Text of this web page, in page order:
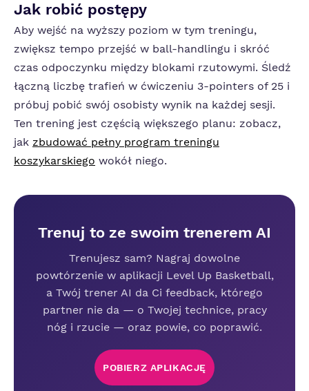
Jak robić postępy
Aby wejść na wyższy poziom w tym treningu,
zwiększ tempo przejść w ball-handlingu i skróć
czas odpoczynku między blokami rzutowymi. Śledź
łączną liczbę trafień w ćwiczeniu 3-pointers of 25 i
próbuj pobić swój osobisty wynik na każdej sesji.
Ten trening jest częścią większego planu: zobacz,
jak zbudować pełny program treningu
koszykarskiego wokół niego.
Trenuj to ze swoim trenerem AI
Trenujesz sam? Nagraj dowolne
powtórzenie w aplikacji Level Up Basketball,
a Twój trener AI da Ci feedback, którego
partner nie da — o Twojej technice, pracy
nóg i rzucie — oraz powie, co poprawić.
POBIERZ APLIKACJĘ